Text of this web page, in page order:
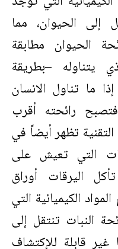
إلى الحيوان، مما
الحيوان مطابقة
يتناوله –بطريقة
ما تناول الانسان
رائحته أقرب
تظهر أيضاً في
التي تعيش على
اليرقات أوراق
الكيميائية التي
النبات تنتقل إلى
غير قابلة للإكتشاف